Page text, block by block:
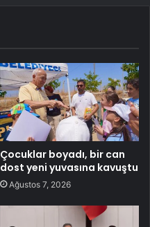
Çocuklar boyadı, bir can
dost yeni yuvasına kavuştu
Ağustos 7, 2026